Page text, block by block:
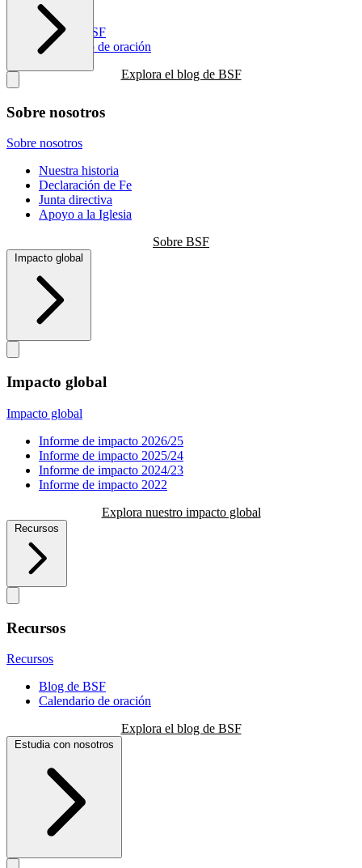
Blog de BSF
Calendario de oración
Explora el blog de BSF
Sobre nosotros
Sobre nosotros
Nuestra historia
Declaración de Fe
Junta directiva
Apoyo a la Iglesia
Sobre BSF
Impacto global
Impacto global
Impacto global
Informe de impacto 2026/25
Informe de impacto 2025/24
Informe de impacto 2024/23
Informe de impacto 2022
Explora nuestro impacto global
Recursos
Recursos
Recursos
Blog de BSF
Calendario de oración
Explora el blog de BSF
Estudia con nosotros